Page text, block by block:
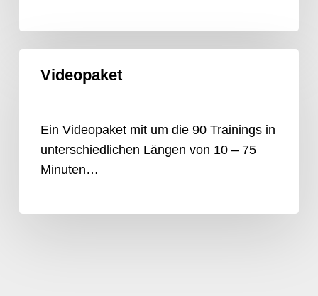
Videopaket
Ein Videopaket mit um die 90 Trainings in
unterschiedlichen Längen von 10 – 75
Minuten…